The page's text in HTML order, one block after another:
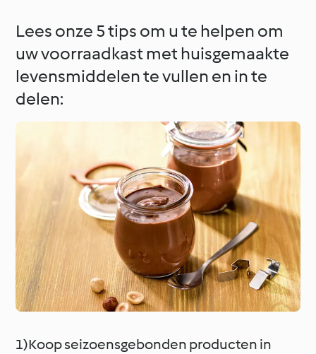
Lees onze 5 tips om u te helpen om
uw voorraadkast met huisgemaakte
levensmiddelen te vullen en in te
delen:
1)Koop seizoensgebonden producten in